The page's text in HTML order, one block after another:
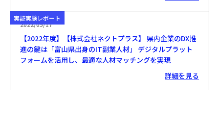
実証実験レポート
2022/05/17
【2022年度】【株式会社ネクトプラス】 県内企業のDX推
進の鍵は「富山県出身のIT副業人材」 デジタルプラット
フォームを活用し、最適な人材マッチングを実現
詳細を見る